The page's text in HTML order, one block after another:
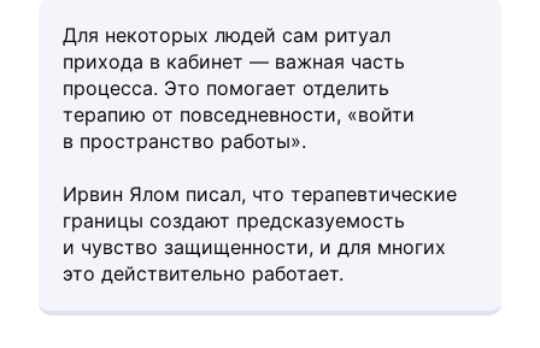
Для некоторых людей сам ритуал
прихода в кабинет — важная часть
процесса. Это помогает отделить
терапию от повседневности, «войти
в пространство работы».
Ирвин Ялом писал, что терапевтические
границы создают предсказуемость
и чувство защищенности, и для многих
это действительно работает.